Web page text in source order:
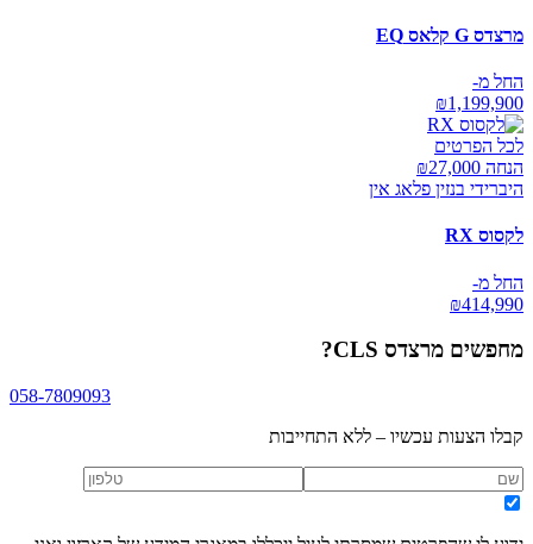
מרצדס G קלאס EQ
החל מ-
₪1,199,900
לכל הפרטים
הנחה ₪ 27,000
היברידי בנזין פלאג אין
לקסוס RX
החל מ-
₪414,990
מחפשים מרצדס CLS ?
058-7809093
קבלו הצעות עכשיו – ללא התחייבות